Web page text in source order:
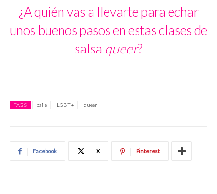
¿A quién vas a llevarte para echar
unos buenos pasos en estas clases de
salsa queer?
TAGS baile LGBT+ queer
Facebook X Pinterest